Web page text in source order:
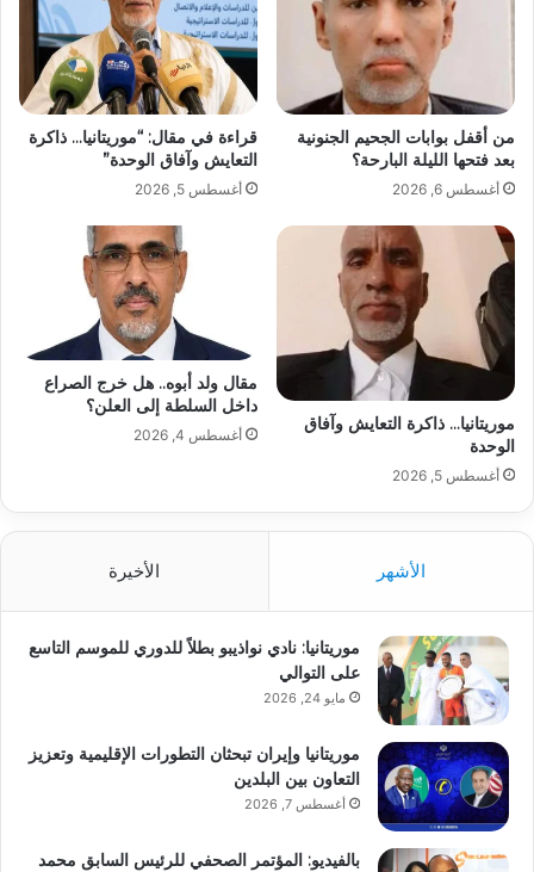
من أقفل بوابات الجحيم الجنونية
بعد فتحها الليلة البارحة؟
أغسطس 6, 2026
قراءة في مقال: “موريتانيا… ذاكرة
التعايش وآفاق الوحدة”
أغسطس 5, 2026
موريتانيا… ذاكرة التعايش وآفاق
الوحدة
أغسطس 5, 2026
مقال ولد أبوه.. هل خرج الصراع
داخل السلطة إلى العلن؟
أغسطس 4, 2026
الأشهر الأخيرة
موريتانيا: نادي نواذيبو بطلاً للدوري للموسم التاسع
على التوالي
مايو 24, 2026
موريتانيا وإيران تبحثان التطورات الإقليمية وتعزيز
التعاون بين البلدين
أغسطس 7, 2026
بالفيديو: المؤتمر الصحفي للرئيس السابق محمد